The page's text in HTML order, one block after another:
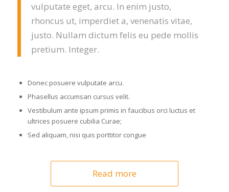
vulputate eget, arcu. In enim justo,
rhoncus ut, imperdiet a, venenatis vitae,
justo. Nullam dictum felis eu pede mollis
pretium. Integer.
Donec posuere vulputate arcu.
Phasellus accumsan cursus velit.
Vestibulum ante ipsum primis in faucibus orci luctus et
ultrices posuere cubilia Curae;
Sed aliquam, nisi quis porttitor congue
Read more